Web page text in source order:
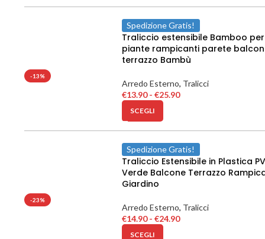
-13%
Spedizione Gratis!
Traliccio estensibile Bamboo per
piante rampicanti parete
terrazzo Bambù
Arredo Esterno, Tralicci
€13.90 - €25.90
SCEGLI
-23%
Spedizione Gratis!
Traliccio Estensibile in Plastica
Verde Balcone Terrazzo
Giardino
Arredo Esterno, Tralicci
€14.90 - €24.90
SCEGLI